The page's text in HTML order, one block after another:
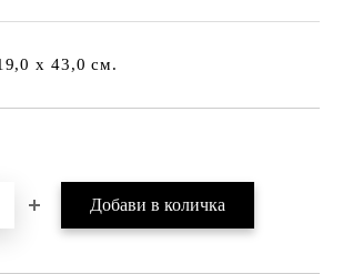
х 43,0 см.